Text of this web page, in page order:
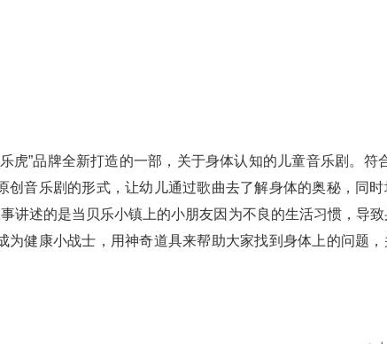
虎”品牌全新打造的一部，关于身体认知的儿童音乐剧 。符
创音乐剧的形式，让幼儿通过歌曲去了解身体的奥秘，同时
讲述的是当贝乐小镇上的小朋友因为不良的生活习惯，导
为健康小战士，用神奇道具来帮助大家找到身体上的问题，